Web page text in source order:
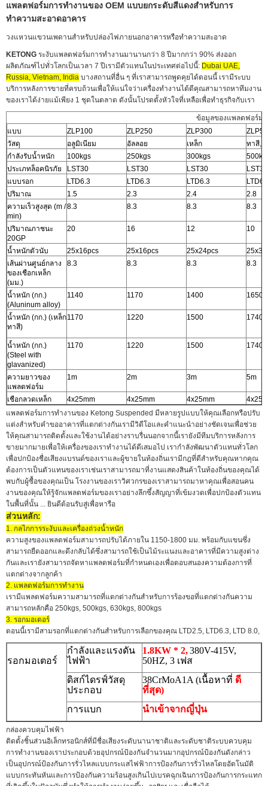
แพลตฟอร์มการทำงานของ OEM แบบยกระดับสีแดงสำหรับการ
ทำความสะอาดอาคาร
วงแหวนแขวนเพดานสำหรับปล่องไฟภายนอกอาคารหรือทำความสะอาด
KETONG ระงับแพลตฟอร์มการทำงานมานานกว่า 8 ปีมากกว่า 90% ส่งออก
ผลิตภัณฑ์ไปทั่วโลกเป็นเวลา 7 ปีเรามีตัวแทนในประเทศต่อไปนี้: Dubai UAE,
Russia, Vietnam, India บางสถานที่อื่น ๆ ที่เราสามารถพูดคุยได้ตอนนี้ เรามีระบบ
บริการหลังการขายที่ครบถ้วนเพื่อให้แน่ใจว่าเครื่องทำงานได้ดีคุณสามารถหาทีมงาน
ของเราได้ง่ายแม้เพียง 1 ชุดในตลาด ดังนั้นโปรดตั้งหัวใจที่เหลือเพื่อทำธุรกิจกับเรา
ข้อมูลของแพลตฟอร์มก
แบบ
ZLP100 ZLP250 ZLP300
วัสดุ
อลูมิเนียม อัลลอย เหล็ก
ทาสี,
กำลังรับน้ำหนัก
100kgs 250kgs 300kgs
ประเภทล็อคนิรภัย
LST30 LST30 LST30
LST30
แบบรอก
LTD6.3 LTD6.3 LTD6.3
ปริมาณ
1.5 2.3 2.4
2.8
ความเร็วสูงสุด (m /
min)
8.3 8.3 8.3 8.3
ปริมาณภาชนะ
20GP
20 16 12 10
น้ำหนักตัวนับ 25x16pcs 25x16pcs 25x24pcs
เส้นผ่านศูนย์กลาง
ของเชือกเหล็ก
(มม.)
8.3 8.3 8.3 8.3
น้ำหนัก (กก.)
(Aluninum alloy)
1140 1170 1400 1650
น้ำหนัก (กก.) (เหล็ก
ทาสี)
1170 1220 1500 1740
น้ำหนัก (กก.)
(Steel with
glavanized)
1170 1220 1500 1740
ความยาวของ
แพลตฟอร์ม
1m 2m 3m 5m
เชือกลวดเหล็ก 4x25mm 4x25mm 4x25mm
แพลตฟอร์มการทำงานของ Ketong Suspended มีหลายรูปแบบให้คุณเลือกหรือปรับ
แต่งสำหรับคำขออาคารที่แตกต่างกันเรามีวิดีโอและคำแนะนำอย่างชัดเจนเพื่อช่วย
ให้คุณสามารถติดตั้งและใช้งานได้อย่างราบรื่นนอกจากนี้เรายังมีทีมบริการหลังการ
ขายมากมายเพื่อให้เครื่องของเราทำงานได้ดีเสมอไป เรากำลังพัฒนาตัวแทนทั่วโลก
เพื่อปกป้องชื่อเสียงแบรนด์ของเราและผู้ขายในท้องถิ่นเรามีกฎที่ดีสำหรับคุณหากคุณ
ต้องการเป็นตัวแทนของเราเช่นเราสามารถมาที่งานแสดงสินค้าในท้องถิ่นของคุณได้
พบกับผู้ซื้อของคุณเป็น โรงงานของเราวิศวกรของเราสามารถมาหาคุณเพื่อสอนคน
งานของคุณให้รู้จักแพลตฟอร์มของเราอย่างลึกซึ้งสัญญาที่เข้มงวดเพื่อปกป้องตัวแทน
ในพื้นที่นั้น ... ยินดีต้อนรับสู่เพื่อหารือ
ส่วนหลัก:
1. กลไกการระงับและเครื่องถ่วงน้ำหนัก
ความสูงของแพลตฟอร์มสามารถปรับได้ภายใน 1150-1800 มม. พร้อมกับแขนซึ่ง
สามารถยืดออกและดึงกลับได้ซึ่งสามารถใช้เป็นไม้ระแนงและอาคารที่มีความสูงต่าง
กันและเรายังสามารถจัดหาแพลตฟอร์มที่กำหนดเองเพื่อตอบสนองความต้องการที่
แตกต่างจากลูกค้า
2. แพลตฟอร์มการทำงาน
เรามีแพลตฟอร์มความสามารถที่แตกต่างกันสำหรับการร้องขอที่แตกต่างกันความ
สามารถหลักคือ 250kgs, 500kgs, 630kgs, 800kgs
3. รอกมอเตอร์
ตอนนี้เรามีสามรอกที่แตกต่างกันสำหรับการเลือกของคุณ LTD2.5, LTD6.3, LTD 8.0,
รอกมอเตอร์
กำลังและแรงดัน
ไฟฟ้า
1.8KW * 2,380V-415V,
50HZ, 3 เฟส
ดิสก์ไดรฟ์วัสดุ
ประกอบ
38CrMoA1A (เนื้อหาที่ ดี
ที่สุด)
การแบก
นำเข้าจากญี่ปุ่น
กล่องควบคุมไฟฟ้า
ติดตั้งชิ้นส่วนอิเล็กทรอนิกส์ที่มีชื่อเสียงระดับนานาชาติและระดับชาติระบบควบคุม
การทำงานของเราประกอบด้วยอุปกรณ์ป้องกันจำนวนมากอุปกรณ์ป้องกันดังกล่าว
เป็นอุปกรณ์ป้องกันการรั่วไหลแบบกระแสไฟฟ้าการป้องกันการรั่วไหลโดยอัตโนมัติ
แบบกระทันหันและการป้องกันความร้อนสูงเกินไปเบรคฉุกเฉินการป้องกันการกระแทก